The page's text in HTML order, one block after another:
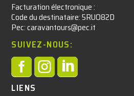
Facturation électronique :​
Code du destinataire: 5RUO82D
Pec: caravantours@pec.it
SUIVEZ-NOUS:

LIENS